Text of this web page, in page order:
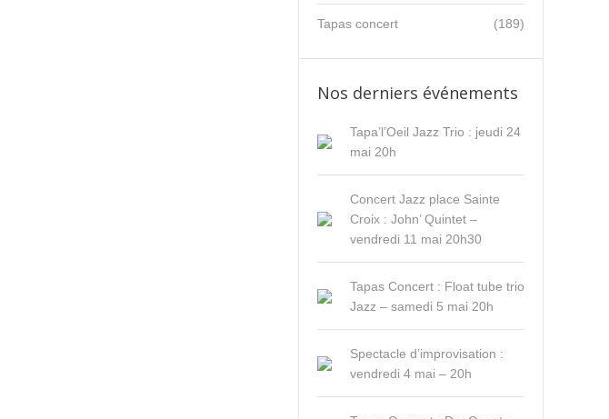
(189)
Tapas concert
Nos derniers événements
Tapa’l’Oeil Jazz Trio : jeudi 24
mai 20h
Concert Jazz place Sainte
Croix : John’ Quintet –
vendredi 11 mai 20h30
Tapas Concert : Float tube trio
Jazz – samedi 5 mai 20h
Spectacle d’improvisation :
vendredi 4 mai – 20h